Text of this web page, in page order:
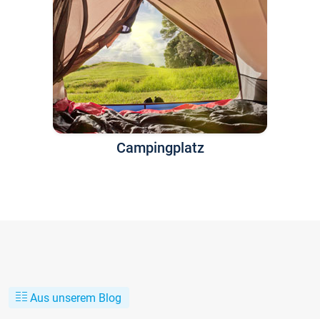
Campingplatz
Aus unserem Blog